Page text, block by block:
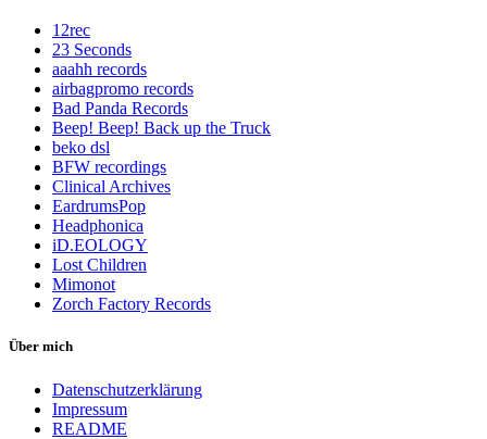
12rec
23 Seconds
aaahh records
airbagpromo records
Bad Panda Records
Beep! Beep! Back up the Truck
beko dsl
BFW recordings
Clinical Archives
EardrumsPop
Headphonica
iD.EOLOGY
Lost Children
Mimonot
Zorch Factory Records
Über mich
Datenschutzerklärung
Impressum
README